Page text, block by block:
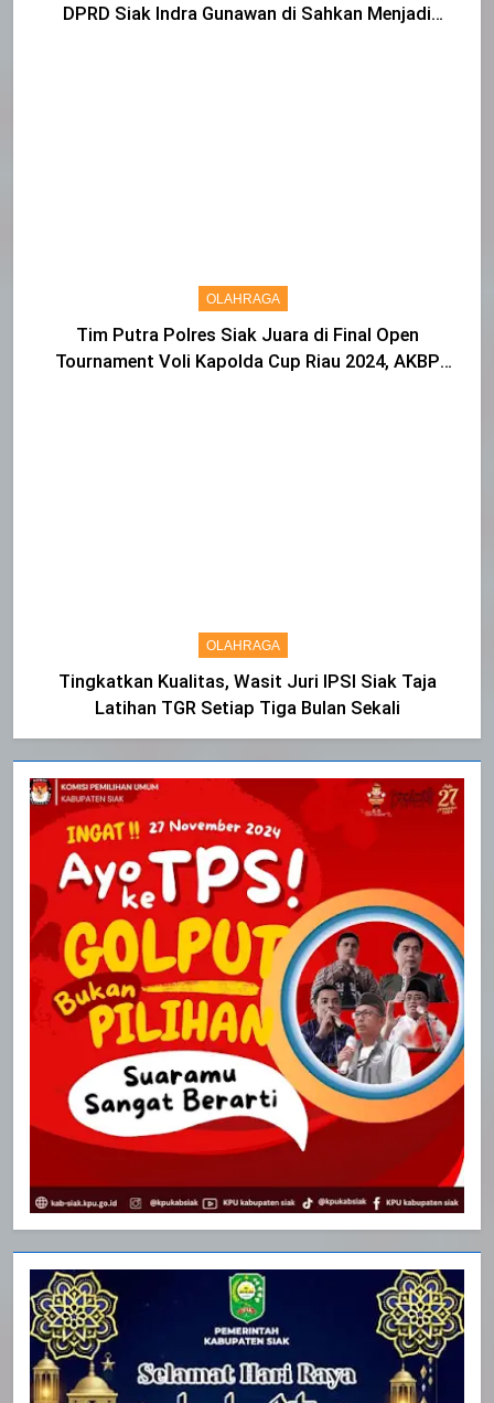
DPRD Siak Indra Gunawan di Sahkan Menjadi
OLAHRAGA
Tim Putra Polres Siak Juara di Final Open
Tournament Voli Kapolda Cup Riau 2024, AKBP
OLAHRAGA
Tingkatkan Kualitas, Wasit Juri IPSI Siak Taja
Latihan TGR Setiap Tiga Bulan Sekali